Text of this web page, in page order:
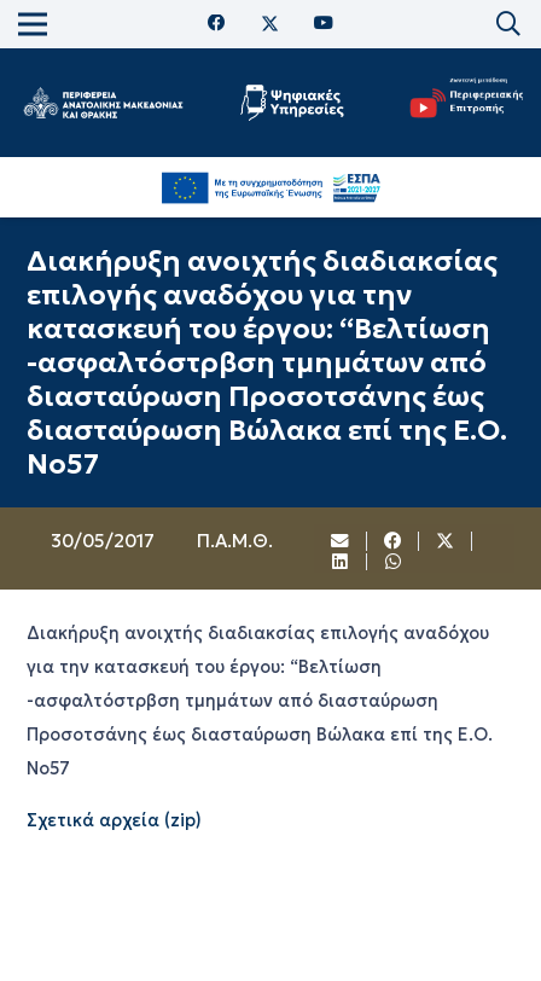
Διακήρυξη ανοιχτής διαδιακσίας
επιλογής αναδόχου για την
κατασκευή του έργου: “Βελτίωση
-ασφαλτόστρβση τμημάτων από
διασταύρωση Προσοτσάνης έως
διασταύρωση Βώλακα επί της Ε.Ο.
Νο57
30/05/2017 Π.Α.Μ.Θ.
Διακήρυξη ανοιχτής διαδιακσίας επιλογής αναδόχου
για την κατασκευή του έργου: “Βελτίωση
-ασφαλτόστρβση τμημάτων από διασταύρωση
Προσοτσάνης έως διασταύρωση Βώλακα επί της Ε.Ο.
Νο57
Σχετικά αρχεία (zip)